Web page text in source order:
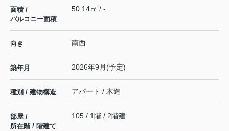
面積 /
バルコニー面積
50.14㎡ / -
向き 南西
築年月 2026年9月(予定)
種別 / 建物構造 アパート / 木造
部屋 /
所在階 / 階建て
105 / 1階 / 2階建